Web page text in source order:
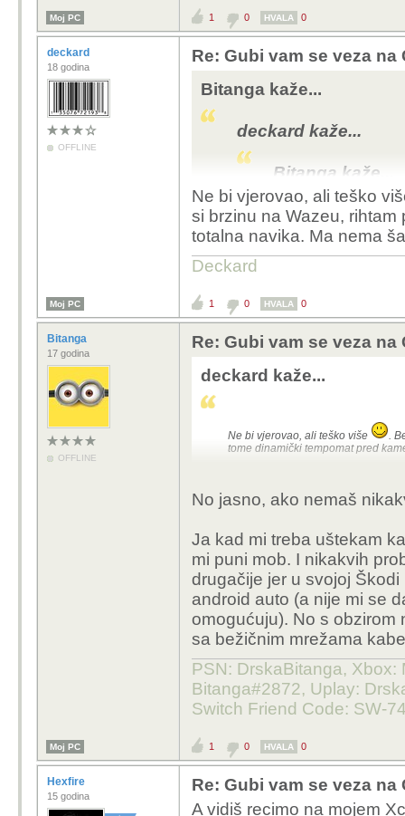
Moj PC 1 0 HVALA 0
deckard
18 godina
OFFLINE
Re: Gubi vam se veza
Bitanga kaže...
deckard kaže...
Bitanga kaže...
Kabel je
imam
tehnologiju.
negdje, pa
relacija. Ono,
Za kratke relacije
Ne bi vjerovao, ali teško
si brzinu na Wazeu,
totalna navika. Ma nema
Deckard
Moj PC 1 0 HVALA 0
Bitanga
17 godina
OFFLINE
Re: Gubi vam se veza
deckard kaže...
Ne bi vjerovao, ali teško više
.
tome dinamički tempomat pred
No jasno, ako nemaš
Ja kad mi treba uštekam
mi puni mob. I nikakvih
drugačije jer u svojoj
android auto (a nije mi se
omogućuju). No s obzirom
sa bežičnim mrežama
PSN: DrskaBitanga, Xbox:
Bitanga#2872, Uplay:
Switch Friend Code: SW-
Moj PC 1 0 HVALA 0
Hexfire
15 godina
Re: Gubi vam se veza
A vidiš recimo na mojem